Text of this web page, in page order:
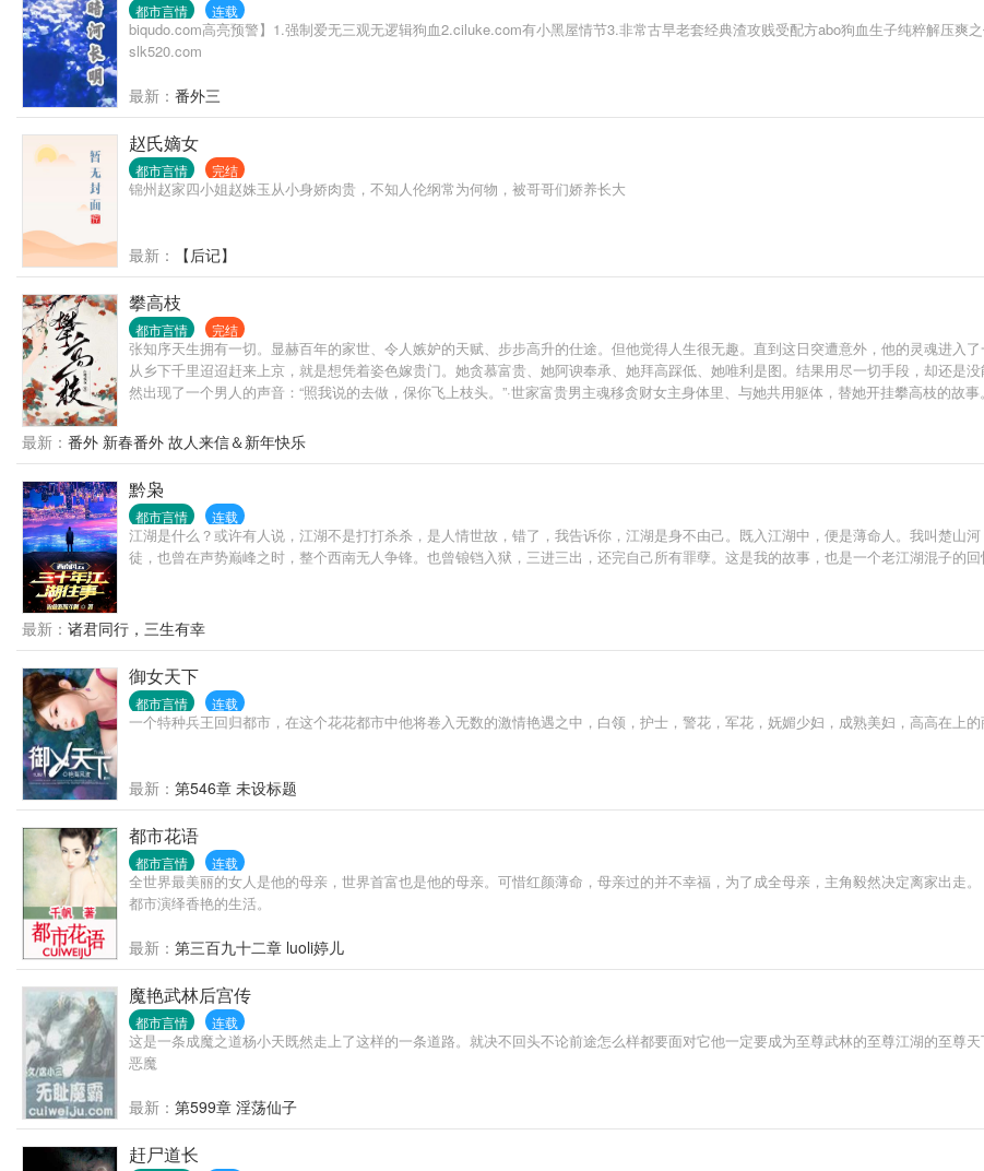
都市言情 连载
biqudo.com高亮预警】1.强制爱无三观无逻辑狗血2.ciluke.com有小黑屋情节3.非常古早老套经典渣攻贱受配方abo狗血生子纯粹解压爽
slk520.com
最新： 番外三
赵氏嫡女
都市言情 完结
锦州赵家四小姐赵姝玉从小身娇肉贵，不知人伦纲常为何物，被哥哥们娇养长大
最新： 【后记】
攀高枝
都市言情 完结
张知序天生拥有一切。显赫百年的家世、令人嫉妒的天赋、步步高升的仕途。但他觉得人生很无趣。直到这日突遭意外，他的灵魂进入
从乡下千里迢迢赶来上京，就是想凭着姿色嫁贵门。她贪慕富贵、她阿谀奉承、她拜高踩低、她唯利是图。结果用尽一切手段，却还是
然出现了一个男人的声音：“照我说的去做，保你飞上枝头。”·世家富贵男主魂移贪财女主身体里、与她共用躯体，替她开挂攀高枝的故事。
最新： 番外 新春番外 故人来信＆新年快乐
黔枭
都市言情 连载
江湖是什么？或许有人说，江湖不是打打杀杀，是人情世故，错了，我告诉你，江湖是身不由己。既入江湖中，便是薄命人。我叫楚山
徒，也曾在声势巅峰之时，整个西南无人争锋。也曾锒铛入狱，三进三出，还完自己所有罪孽。这是我的故事，也是一个老江湖混子的回
最新： 诸君同行，三生有幸
御女天下
都市言情 连载
一个特种兵王回归都市，在这个花花都市中他将卷入无数的激情艳遇之中，白领，护士，警花，军花，妩媚少妇，成熟美妇，高高在上
最新： 第546章 未设标题
都市花语
都市言情 连载
全世界最美丽的女人是他的母亲，世界首富也是他的母亲。可惜红颜薄命，母亲过的并不幸福，为了成全母亲，主角毅然决定离家出走
都市演绎香艳的生活。
最新： 第三百九十二章 luoli婷儿
魔艳武林后宫传
都市言情 连载
这是一条成魔之道杨小天既然走上了这样的一条道路。就决不回头不论前途怎么样都要面对它他一定要成为至尊武林的至尊江湖的至尊
恶魔
最新： 第599章 淫荡仙子
赶尸道长